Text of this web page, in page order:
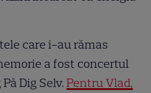
care i-au rămas
a fost concertul
Dig Selv.Pentru Vlad,